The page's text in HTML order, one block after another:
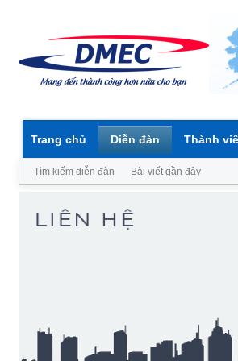
Trang chủ Diễn đàn
Tìm kiếm diễn đàn Bài viết gần đây
Thành